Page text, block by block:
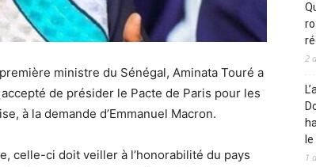
ministre du Sénégal, Aminata Touré a
de présider le Pacte de Paris pour les
à la demande d’Emmanuel Macron.
celle-ci doit veiller à l’honorabilité du pays
2
1